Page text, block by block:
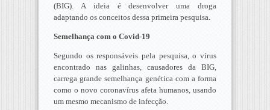
(BIG). A ideia é desenvolver uma droga
adaptando os conceitos dessa primeira pesquisa.
Semelhança com o Covid-19
Segundo os responsáveis pela pesquisa, o vírus
encontrado nas galinhas, causadores da BIG,
carrega grande semelhança genética com a forma
como o novo coronavírus afeta humanos, usando
um mesmo mecanismo de infecção.